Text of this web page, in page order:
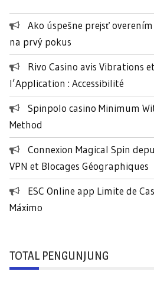
t
k
:
Ako úspešne prejsť
na prvý pokus
Rivo Casino avis Vibrations
l’Application : Accessibilité
Spinpolo casino Minimum
Method
Connexion Magical Spin
VPN et Blocages Géographiques
ESC Online app Limite de
Máximo
TOTAL PENGUNJUNG